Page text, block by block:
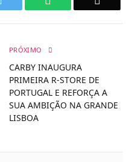
PRÓXIMO
CARBY INAUGURA
PRIMEIRA R-STORE DE
PORTUGAL E REFORÇA A
SUA AMBIÇÃO NA GRANDE
LISBOA